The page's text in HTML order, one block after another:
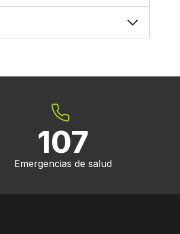
107
Emergencias de salud